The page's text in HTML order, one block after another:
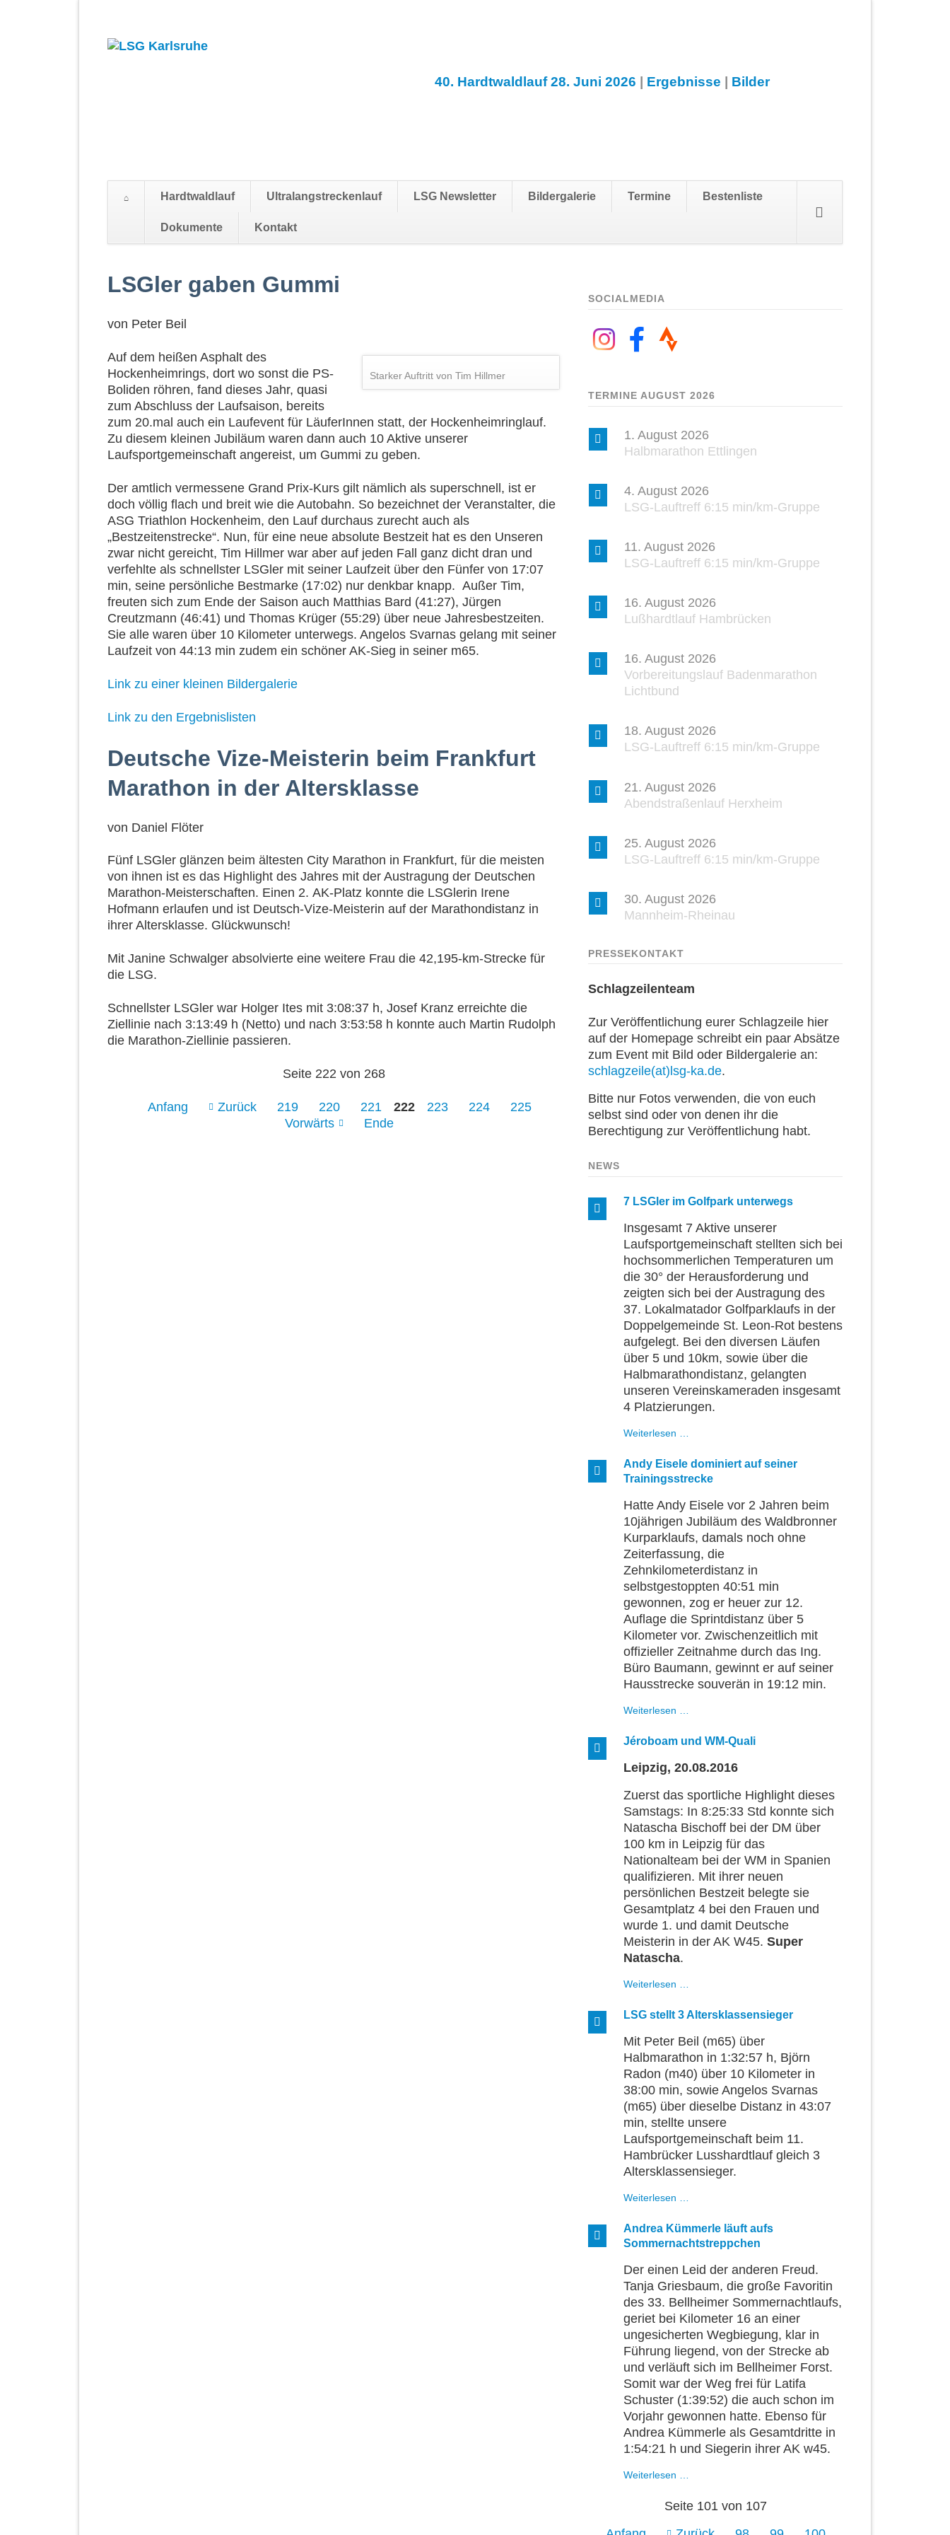
40. Hardtwaldlauf 28. Juni 2026 | Ergebnisse | Bilder
überspringen
Hardtwaldlauf Ultralangstreckenlauf LSG Newsletter Bildergalerie Termine Bestenliste
Dokumente Kontakt
LSGler gaben Gummi
von Peter Beil
Starker Auftritt von Tim Hillmer
Auf dem heißen Asphalt des
Hockenheimrings, dort wo sonst die PS-
Boliden röhren, fand dieses Jahr, quasi
zum Abschluss der Laufsaison, bereits
zum 20.mal auch ein Laufevent für LäuferInnen statt, der Hockenheimringlauf.
Zu diesem kleinen Jubiläum waren dann auch 10 Aktive unserer
Laufsportgemeinschaft angereist, um Gummi zu geben.
Der amtlich vermessene Grand Prix-Kurs gilt nämlich als superschnell, ist er
doch völlig flach und breit wie die Autobahn. So bezeichnet der Veranstalter, die
ASG Triathlon Hockenheim, den Lauf durchaus zurecht auch als
„Bestzeitenstrecke“. Nun, für eine neue absolute Bestzeit hat es den Unseren
zwar nicht gereicht, Tim Hillmer war aber auf jeden Fall ganz dicht dran und
verfehlte als schnellster LSGler mit seiner Laufzeit über den Fünfer von 17:07
min, seine persönliche Bestmarke (17:02) nur denkbar knapp. Außer Tim,
freuten sich zum Ende der Saison auch Matthias Bard (41:27), Jürgen
Creutzmann (46:41) und Thomas Krüger (55:29) über neue Jahresbestzeiten.
Sie alle waren über 10 Kilometer unterwegs. Angelos Svarnas gelang mit seiner
Laufzeit von 44:13 min zudem ein schöner AK-Sieg in seiner m65.
Link zu einer kleinen Bildergalerie
Link zu den Ergebnislisten
Deutsche Vize-Meisterin beim Frankfurt
Marathon in der Altersklasse
von Daniel Flöter
Fünf LSGler glänzen beim ältesten City Marathon in Frankfurt, für die meisten
von ihnen ist es das Highlight des Jahres mit der Austragung der Deutschen
Marathon-Meisterschaften. Einen 2. AK-Platz konnte die LSGlerin Irene
Hofmann erlaufen und ist Deutsch-Vize-Meisterin auf der Marathondistanz in
ihrer Altersklasse. Glückwunsch!
Mit Janine Schwalger absolvierte eine weitere Frau die 42,195-km-Strecke für
die LSG.
Schnellster LSGler war Holger Ites mit 3:08:37 h, Josef Kranz erreichte die
Ziellinie nach 3:13:49 h (Netto) und nach 3:53:58 h konnte auch Martin Rudolph
die Marathon-Ziellinie passieren.
Seite 222 von 268
Anfang Zurück 219 220 221 222 223 224
225
Vorwärts
Ende
SOCIALMEDIA
TERMINE AUGUST 2026
1. August 2026
Halbmarathon Ettlingen
4. August 2026
LSG-Lauftreff 6:15 min/km-Gruppe
11. August 2026
LSG-Lauftreff 6:15 min/km-Gruppe
16. August 2026
Lußhardtlauf Hambrücken
16. August 2026
Vorbereitungslauf Badenmarathon
Lichtbund
18. August 2026
LSG-Lauftreff 6:15 min/km-Gruppe
21. August 2026
Abendstraßenlauf Herxheim
25. August 2026
LSG-Lauftreff 6:15 min/km-Gruppe
30. August 2026
Mannheim-Rheinau
PRESSEKONTAKT
Schlagzeilenteam
Zur Veröffentlichung eurer Schlagzeile hier
auf der Homepage schreibt ein paar Absätze
zum Event mit Bild oder Bildergalerie an:
schlagzeile(at)lsg-ka.de.
Bitte nur Fotos verwenden, die von euch
selbst sind oder von denen ihr die
Berechtigung zur Veröffentlichung habt.
NEWS
7 LSGler im Golfpark unterwegs
Insgesamt 7 Aktive unserer
Laufsportgemeinschaft stellten sich bei
hochsommerlichen Temperaturen um
die 30° der Herausforderung und
zeigten sich bei der Austragung des
37. Lokalmatador Golfparklaufs in der
Doppelgemeinde St. Leon-Rot bestens
aufgelegt. Bei den diversen Läufen
über 5 und 10km, sowie über die
Halbmarathondistanz, gelangten
unseren Vereinskameraden insgesamt
4 Platzierungen.
Weiterlesen …
im
Golfpark
unterwegs
Andy Eisele dominiert auf seiner
Trainingsstrecke
Hatte Andy Eisele vor 2 Jahren beim
10jährigen Jubiläum des Waldbronner
Kurparklaufs, damals noch ohne
Zeiterfassung, die
Zehnkilometerdistanz in
selbstgestoppten 40:51 min
gewonnen, zog er heuer zur 12.
Auflage die Sprintdistanz über 5
Kilometer vor. Zwischenzeitlich mit
offizieller Zeitnahme durch das Ing.
Büro Baumann, gewinnt er auf seiner
Hausstrecke souverän in 19:12 min.
Weiterlesen …
dominiert
auf
seiner
Trainingsstrecke
Jéroboam und WM-Quali
Leipzig, 20.08.2016
Zuerst das sportliche Highlight dieses
Samstags: In 8:25:33 Std konnte sich
Natascha Bischoff bei der DM über
100 km in Leipzig für das
Nationalteam bei der WM in Spanien
qualifizieren. Mit ihrer neuen
persönlichen Bestzeit belegte sie
Gesamtplatz 4 bei den Frauen und
wurde 1. und damit Deutsche
Meisterin in der AK W45. Super
Natascha.
Weiterlesen …
WM-
Quali
LSG stellt 3 Altersklassensieger
Mit Peter Beil (m65) über
Halbmarathon in 1:32:57 h, Björn
Radon (m40) über 10 Kilometer in
38:00 min, sowie Angelos Svarnas
(m65) über dieselbe Distanz in 43:07
min, stellte unsere
Laufsportgemeinschaft beim 11.
Hambrücker Lusshardtlauf gleich 3
Altersklassensieger.
Weiterlesen …
Altersklassensieger
Andrea Kümmerle läuft aufs
Sommernachtstreppchen
Der einen Leid der anderen Freud.
Tanja Griesbaum, die große Favoritin
des 33. Bellheimer Sommernachtlaufs,
geriet bei Kilometer 16 an einer
ungesicherten Wegbiegung, klar in
Führung liegend, von der Strecke ab
und verläuft sich im Bellheimer Forst.
Somit war der Weg frei für Latifa
Schuster (1:39:52) die auch schon im
Vorjahr gewonnen hatte. Ebenso für
Andrea Kümmerle als Gesamtdritte in
1:54:21 h und Siegerin ihrer AK w45.
Weiterlesen …
läuft
aufs
Seite 101 von 107